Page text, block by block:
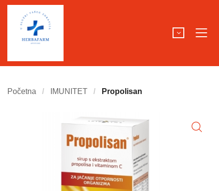
Početna IMUNITET Propolisan